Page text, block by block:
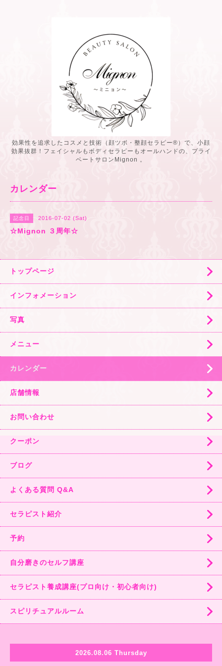
効果性を追求したコスメと技術（顔ツボ・整顔セラピー®️）で、小顔
効果抜群！フェイシャルもボディセラピーもオールハンドの、プライ
ベートサロンMignon 。
カレンダー
記念日 2016-07-02 (Sat)
☆Mignon ３周年☆
トップページ
インフォメーション
写真
メニュー
カレンダー
店舗情報
お問い合わせ
クーポン
ブログ
よくある質問 Q&A
セラピスト紹介
予約
自分磨きのセルフ講座
セラピスト養成講座(プロ向け・初心者向け)
スピリチュアルルーム
2026.08.06 Thursday